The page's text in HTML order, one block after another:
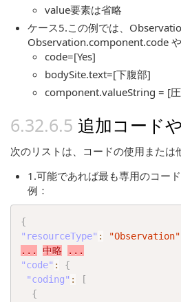
value要素は省略
ケース5.この例では、
Observation.component.code
code=[Yes]
bodySite.text=[下腹部]
component.valueString = [
追加コード
次のリストは、コードの使用また
1.可能であれば最も専用のコード
例：
{
"resourceType" : "Observation"
...
中略
...
"code" :
{
"coding" :
[
{